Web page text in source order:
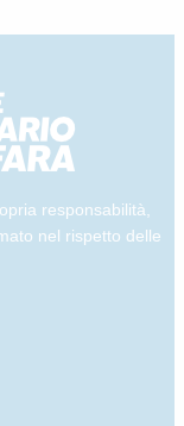
responsabilità,
nel rispetto delle